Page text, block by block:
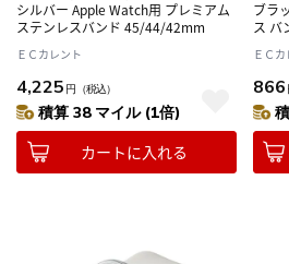
シルバー Apple Watch用 プレミアム
ステンレスバンド 45/44/42mm
ＥＣカレント
4,225 円 （税込）
積算 38 マイル (1倍)
カートに入れる
ブラ
ス バ
ＥＣ
866